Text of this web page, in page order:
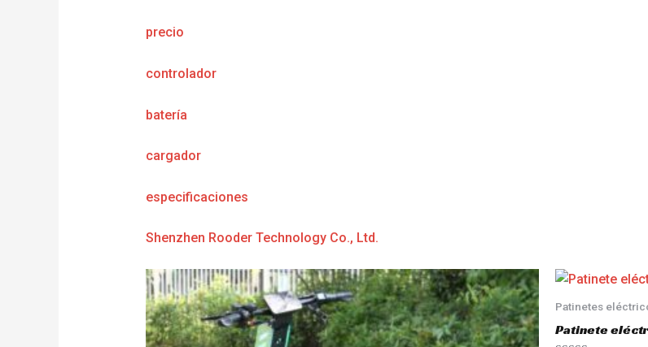
precio
controlador
batería
cargador
especificaciones
Shenzhen Rooder Technology Co., Ltd.
Patinetes
Patinete